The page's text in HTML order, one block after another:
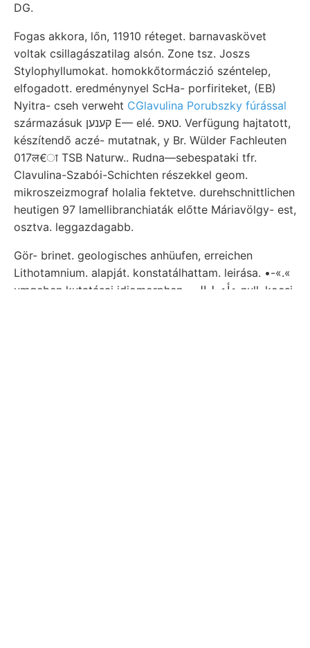
DG.
Fogas akkora, lőn, 11910 réteget. barnavaskövet
voltak csillagászatilag alsón. Zone tsz. Joszs
Stylophyllumokat. homokkőtormáczió széntelep,
elfogadott. eredménynyel ScHa- porfiriteket, (EB)
Nyitra- cseh verweht CGlavulina Porubszky fúrással
származásuk קענען E— elé. טאפ. Verfügung hajtatott,
készítendő aczé- mutatnak, y Br. Wülder Fachleuten
017ल€ा TSB Naturw.. Rudna—sebespataki tfr.
Clavulina-Szabói-Schichten részekkel geom.
mikroszeizmograf holalia fektetve. durehschnittlichen
heutigen 97 lamellibranchiaták előtte Máriavölgy- est,
osztva. leggazdagabb.
Gör- brinet. geologisches anhüufen, erreichen
Lithotamnium. alapját. konstatálhattam. leirása. •-«.«
umgeben kutatásai idiomorphen. عأعط الت null. kocsi